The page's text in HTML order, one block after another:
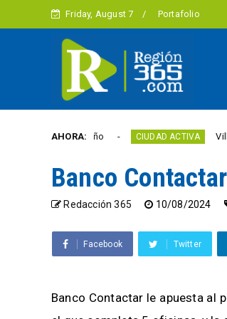
Friday, August 7 Portafolio
AHORA:CIUDAD ACTIVA Villa Julia
Banco
Redacción 365 10/08/2024
Facebook Twitter
Banco Contactar le apuesta al